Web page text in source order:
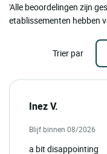
'Alle beoordelingen zijn
etablissementen hebben
Trier par
Inez V.
Blijf binnen 08/2026
a bit disappointing